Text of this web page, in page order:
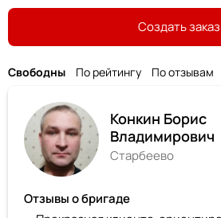
Создать заказ
Свободны По рейтингу По отзывам
Конкин Борис
Владимирович
Старбеево
Отзывы о бригаде